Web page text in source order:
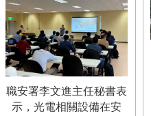
職安署李文進主任秘書表
示，光電相關設備在安